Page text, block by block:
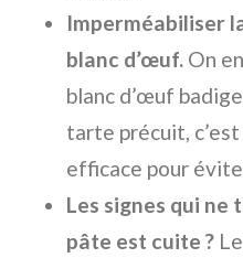
Imperméabiliser
blanc d’œuf. On
blanc d’œuf
tarte précuit,
efficace pour
Les signes qui ne
pâte est cuite ?